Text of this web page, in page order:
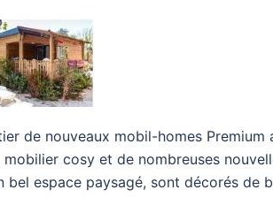
de nouveaux mobil-homes Premium
cosy et de nombreuses
bel espace paysagé, sont décorés de